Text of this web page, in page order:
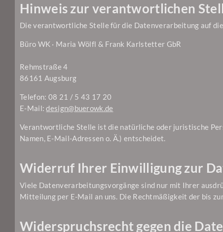
Hinweis zur verantwortlichen
Die verantwortliche Stelle für die Datenverarbeitung auf
Büro WK · Maria Wölfl & Frank Karlstetter GbR
Rehmstraße 4
86161 Augsburg
Telefon: 08 21 / 5 43 17 20
E-Mail:design@buerowk.de
Verantwortliche Stelle ist die natürliche oder juristische
Namen, E-Mail-Adressen o. Ä.) entscheidet.
Widerruf Ihrer Einwilligung zur
Viele Datenverarbeitungsvorgänge sind nur mit Ihrer
Mitteilung per E-Mail an uns. Die Rechtmäßigkeit der bis
Widerspruchsrecht gegen die